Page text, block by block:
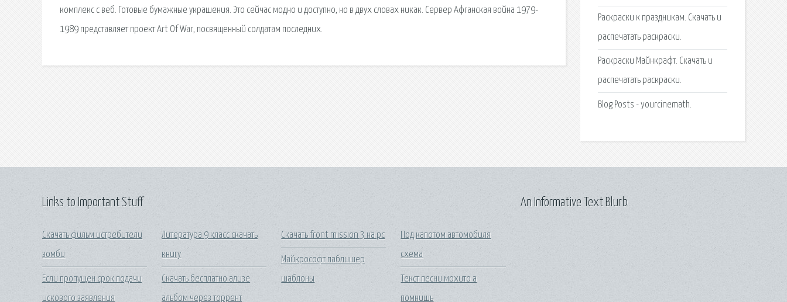
комплекс с веб. Готовые бумажные украшения. Это сейчас модно и доступно, но в двух словах никак. Сервер Афганская война 1979-
1989 представляет проект Art Of War, посвященный солдатам последних.
Раскраски к праздникам. Скачать и
распечатать раскраски.
Раскраски Майнкрафт. Скачать и
распечатать раскраски.
Blog Posts - yourcinemath.
Links to Important Stuff
Скачать фильм истребители
зомби
Если пропущен срок подачи
искового заявления
Литература 9 класс скачать
книгу
Скачать бесплатно ализе
альбом через торрент
Скачать front mission 3 на pc
Майкрософт паблишер
шаблоны
Под капотом автомобиля
схема
Текст песни мохито а
помнишь
An Informative Text Blurb